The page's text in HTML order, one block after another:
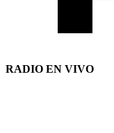
RADIO EN VIVO